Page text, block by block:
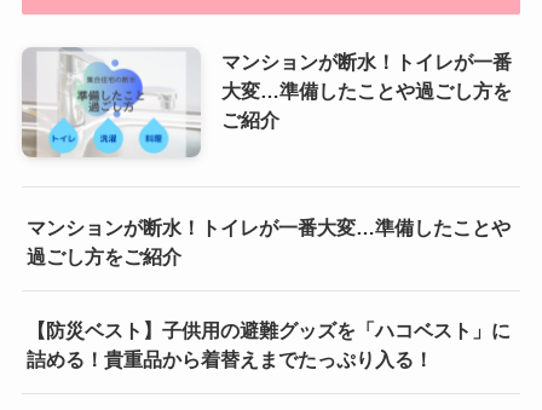
マンションが断水！トイレが一番
大変…準備したことや過ごし方を
ご紹介
マンションが断水！トイレが一番大変…準備したことや
過ごし方をご紹介
【防災ベスト】子供用の避難グッズを「ハコベスト」に
詰める！貴重品から着替えまでたっぷり入る！